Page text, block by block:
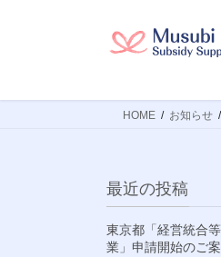
ツ
シ
HOME お知らせ
最近の投稿
東京都「経営統合
業」申請開始のご